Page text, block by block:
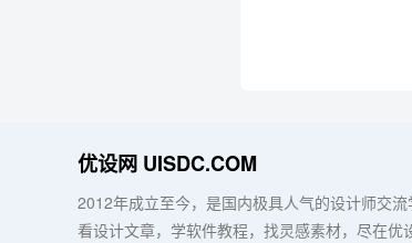
优设网 UISDC.COM
2012年成立至今，是国内极具人气的设计师交流
看设计文章，学软件教程，找灵感素材，尽在优